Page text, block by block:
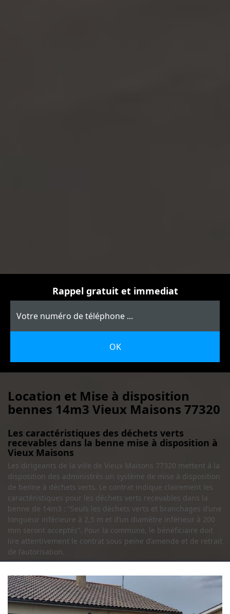
Rappel gratuit et immediat
Location et Mise à disposition
bennes 14m3 Vieux Maisons 77320
Les caractéristiques des déchets verts
recevables dans la benne mise à disposition à
Vieux Maisons
Les dirigeants de la ville de Vieux Maisons 77320 mettent à la
disposition des administrés un système de mise à disposition
de benne à déchets verts. Le contrat indique clairement les
caractéristiques pour les déchets verts recevables dans la
benne de 14m3 : “Seuls les déchets verts et branchages d’une
longueur inférieure à 2,5 m et d’un diamètre inférieur à 200
mm seront acceptés”. Pour la commune, le bénéficiaire doit
lire attentivement le contrat sous peine d’amende et de retrait
de l’autorisation.